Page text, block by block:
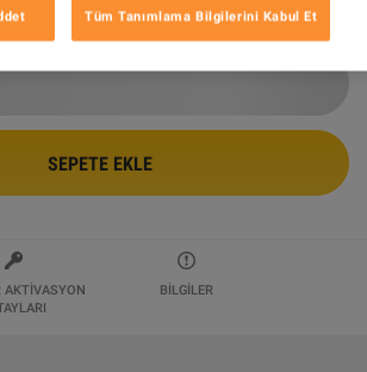
SEPETE EKLE
AKTIVASYON
BILGILER
Tüm Tanımlama Bilgilerini Kabul Et